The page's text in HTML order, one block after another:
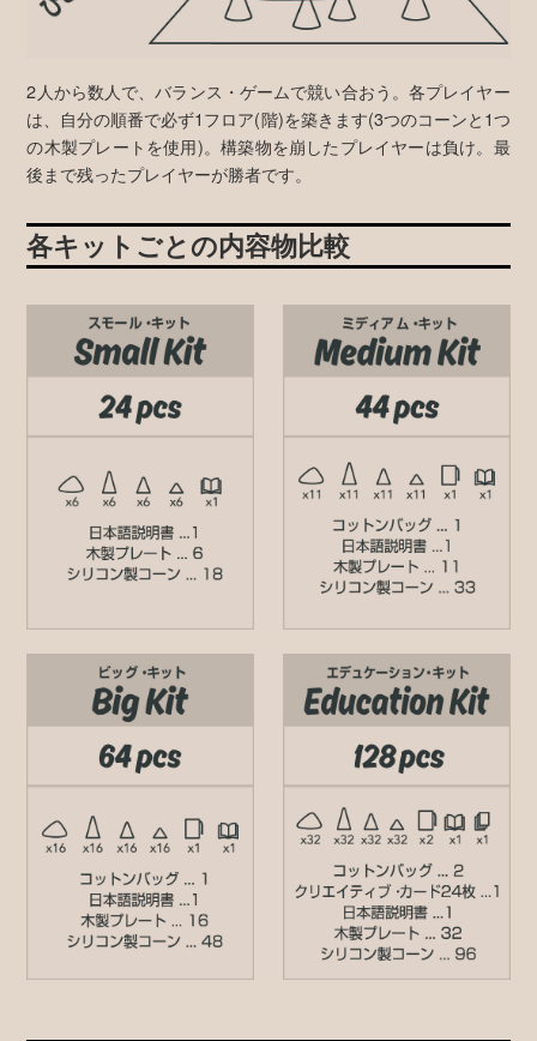
2人から数人で、バランス・ゲームで競い合おう。各プレイヤー
は、自分の順番で必ず1フロア(階)を築きます(3つのコーンと1つ
の木製プレートを使用)。構築物を崩したプレイヤーは負け。最
後まで残ったプレイヤーが勝者です。
各キットごとの内容物比較